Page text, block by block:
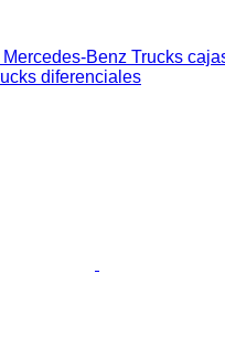
Mercedes-Benz Trucks
diferenciales